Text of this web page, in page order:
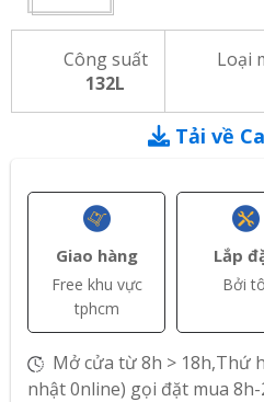
Công suất
132L
Loại
Tải về
Giao hàng
Free khu vực
tphcm
Lắp
Bởi
Mở cửa từ 8h > 18h,Thứ
nhật 0nline) gọi đặt mua 8h-